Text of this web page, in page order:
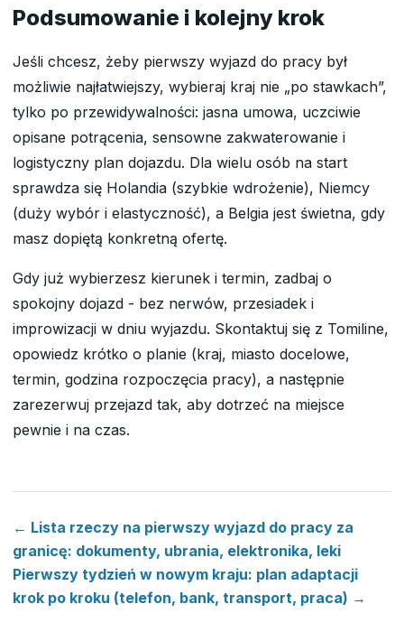
Podsumowanie i kolejny krok
Jeśli chcesz, żeby pierwszy wyjazd do pracy był
możliwie najłatwiejszy, wybieraj kraj nie „po stawkach”,
tylko po przewidywalności: jasna umowa, uczciwie
opisane potrącenia, sensowne zakwaterowanie i
logistyczny plan dojazdu. Dla wielu osób na start
sprawdza się Holandia (szybkie wdrożenie), Niemcy
(duży wybór i elastyczność), a Belgia jest świetna, gdy
masz dopiętą konkretną ofertę.
Gdy już wybierzesz kierunek i termin, zadbaj o
spokojny dojazd - bez nerwów, przesiadek i
improwizacji w dniu wyjazdu. Skontaktuj się z Tomiline,
opowiedz krótko o planie (kraj, miasto docelowe,
termin, godzina rozpoczęcia pracy), a następnie
zarezerwuj przejazd tak, aby dotrzeć na miejsce
pewnie i na czas.
← Lista rzeczy na pierwszy wyjazd do pracy za
granicę: dokumenty, ubrania, elektronika, leki
Pierwszy tydzień w nowym kraju: plan adaptacji
krok po kroku (telefon, bank, transport, praca) →